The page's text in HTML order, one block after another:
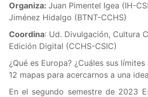
Organiza: Juan Pimentel Igea (IH-
Jiménez Hidalgo (BTNT-CCHS)
Coordina: Ud. Divulgación, Cultura
Edición Digital (CCHS-CSIC)
¿Qué es Europa? ¿Cuáles sus
12 mapas para acercarnos a una
En el segundo semestre de 2023